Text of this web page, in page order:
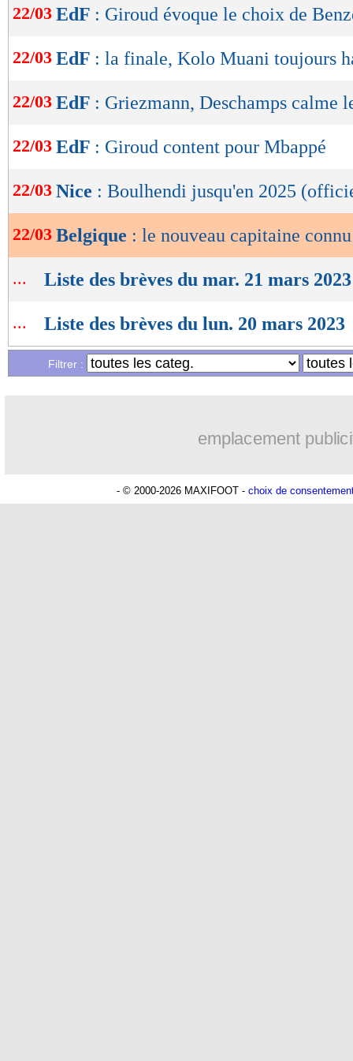
de
OK
22/03 EdF : Giroud évoque le choix de
22/03 EdF : la finale, Kolo Muani toujours
22/03 EdF : Griezmann, Deschamps calme
22/03 EdF : Giroud content pour Mbappé
22/03 Nice : Boulhendi jusqu'en 2025
22/03 Belgique : le nouveau capitaine connu
... Liste des brèves du mar. 21 mars 2023
... Liste des brèves du lun. 20 mars 2023
Filtrer :
emplacement
- © 2000-2026 MAXIFOOT - choix de